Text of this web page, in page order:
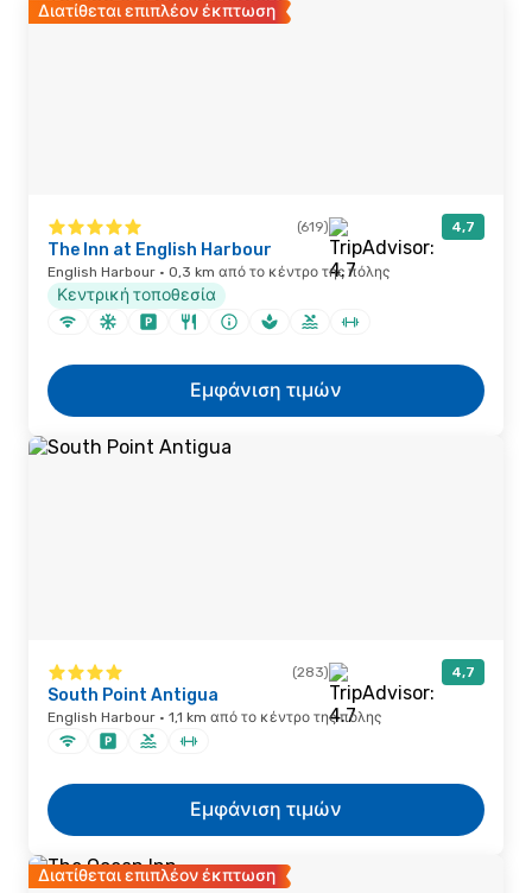
Διατίθεται επιπλέον έκπτωση
(619) 4,7
The Inn at English Harbour
English Harbour · 0,3 km από το κέντρο της πόλης
Κεντρική τοποθεσία
Εμφάνιση τιμών
(283) 4,7
South Point Antigua
English Harbour · 1,1 km από το κέντρο της πόλης
Εμφάνιση τιμών
Διατίθεται επιπλέον έκπτωση